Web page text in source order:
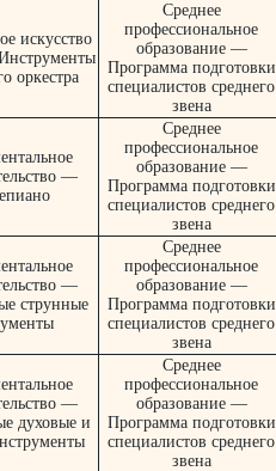
искусство
оркестра
Среднее
профессиональное
образование —
Программа подготовки
специалистов среднего
звена
—
Среднее
профессиональное
образование —
Программа подготовки
специалистов среднего
звена
—
струнные
Среднее
профессиональное
образование —
Программа подготовки
специалистов среднего
звена
—
духовые и
Среднее
профессиональное
образование —
Программа подготовки
специалистов среднего
звена